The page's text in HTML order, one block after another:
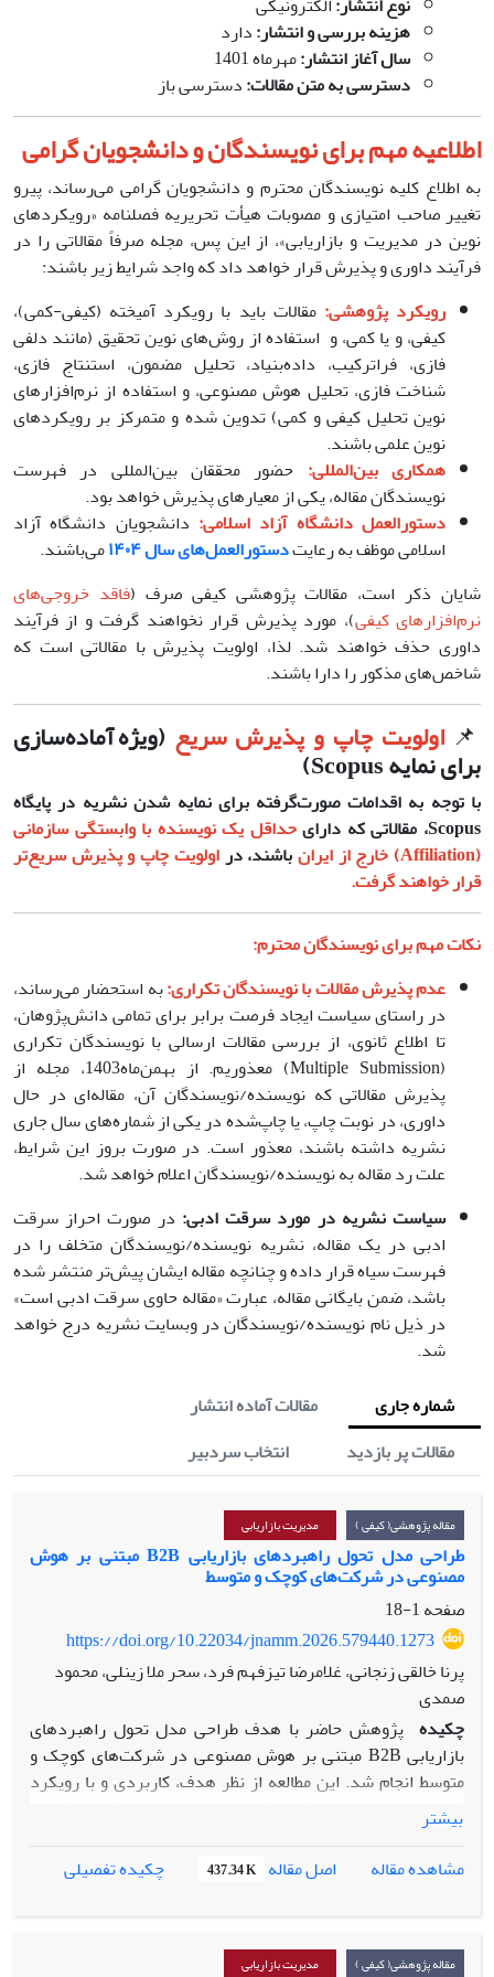
هزینه بررسی و انتشار:دارد
سال آغاز انتشار:مهرماه 1401
دسترسی به متن مقالات:دسترسی باز
اطلاعیه مهم برای نویسندگان و دانشجویان گرامی
به اطلاع کلیه نویسندگان محترم و دانشجویان گرامی می‌رساند، پیرو
تغییر صاحب امتیازی و مصوبات هیأت تحریریه فصلنامه «رویکردهای
نوین در مدیریت و بازاریابی»، از این پس، مجله صرفاً مقالاتی را در
فرآیند داوری و پذیرش قرار خواهد داد که واجد شرایط زیر باشند:
رویکرد پژوهشی: مقالات باید با رویکرد آمیخته (کیفی-کمی)،
کیفی، و یا کمی، و استفاده از روش‌های نوین تحقیق (مانند دلفی
فازی، فراترکیب، داده‌بنیاد، تحلیل مضمون، استنتاج فازی،
شناخت فازی، تحلیل هوش مصنوعی، و استفاده از نرم‌افزارهای
نوین تحلیل کیفی و کمی) تدوین شده و متمرکز بر رویکردهای
نوین علمی باشند.
همکاری بین‌المللی: حضور محققان بین‌المللی در فهرست
نویسندگان مقاله، یکی از معیارهای پذیرش خواهد بود.
دستورالعمل دانشگاه آزاد اسلامی: دانشجویان دانشگاه آزاد
اسلامی موظف به رعایتدستورالعمل‌های سال ۱۴۰۴
می‌باشند.
شایان ذکر است، مقالات پژوهشی کیفی صرف (فاقد خروجی‌های
نرم‌افزارهای کیفی)، مورد پذیرش قرار نخواهند گرفت و از فرآیند
داوری حذف خواهند شد. لذا، اولویت پذیرش با مقالاتی است که
شاخص‌های مذکور را دارا باشند.
📌 اولویت چاپ و پذیرش سریع (ویژه آماده‌سازی
برای نمایه Scopus)
با توجه به اقدامات صورت‌گرفته برای نمایه شدن نشریه در پایگاه
Scopus، مقالاتی که دارای
حداقل یک نویسنده با وابستگی سازمانی
(Affiliation) خارج از ایران
باشند، دراولویت چاپ و پذیرش سریع‌تر
قرار خواهند گرفت.
نکات مهم برای نویسندگان محترم:
عدم پذیرش مقالات با نویسندگان تکراری:به استحضار می‌رساند،
در راستای سیاست ایجاد فرصت برابر برای تمامی دانش‌پژوهان،
تا اطلاع ثانوی، از بررسی مقالات ارسالی با نویسندگان تکراری
(Multiple Submission) معذوریم. از بهمن‌ماه1403، مجله از
پذیرش مقالاتی که نویسنده/نویسندگان آن، مقاله‌ای در حال
داوری، در نوبت چاپ، یا چاپ‌شده در یکی از شماره‌های سال جاری
نشریه داشته باشند، معذور است. در صورت بروز این شرایط،
علت رد مقاله به نویسنده/نویسندگان اعلام خواهد شد.
سیاست نشریه در مورد سرقت ادبی: در صورت احراز سرقت
ادبی در یک مقاله، نشریه نویسنده/نویسندگان متخلف را در
فهرست سیاه قرار داده و چنانچه مقاله ایشان پیش‌تر منتشر شده
باشد، ضمن بایگانی مقاله، عبارت «مقاله حاوی سرقت ادبی است»
در ذیل نام نویسنده/نویسندگان در وبسایت نشریه درج خواهد
شد.
شماره جاری
مقالات آماده انتشار
مقالات پر بازدید
انتخاب سردبیر
مقاله پژوهشی( کیفی ) مدیریت بازاریابی
طراحی مدل تحول راهبردهای بازاریابی B2B مبتنی بر هوش
مصنوعی در شرکت‌های کوچک و متوسط
صفحه1-18
https://doi.org/10.22034/jnamm.2026.579440.1273
پرنا خالقی زنجانی، غلامرضا تیزفهم فرد، سحر ملا زینلی، محمود
صمدی
چکیده پژوهش حاضر با هدف طراحی مدل تحول راهبردهای
بازاریابی B2B مبتنی بر هوش مصنوعی در شرکت‌های کوچک و
متوسط انجام شد. این مطالعه از نظر هدف، کاربردی و با رویکرد
کیفی مبتنی بر استراتژی نظریه داده‌بنیاد با رویکرد نظام‌مند
«استراوس و کوربین» طراحی و اجرا شده است. جامعه آماری
پژوهش شامل مدیران بازاریابی، خبرگان هوش مصنوعی بودند.
نمونه‌گیری به روش هدفمند انجام شد، فرآیند جمع‌آوری داده‌ها
تا دستیابی به اشباع نظری ادامه یافت که در نهایت با ۱۵ مصاحبه
بیشتر
مشاهده مقاله
اصل مقاله 437.34 K چکیده تفصیلی
مقاله پژوهشی( کیفی ) مدیریت بازاریابی